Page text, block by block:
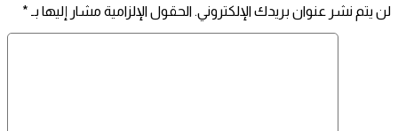
لن يتم نشر عنوان بريدك الإلكتروني.الحقول الإلزامية مشار إليها بـ *